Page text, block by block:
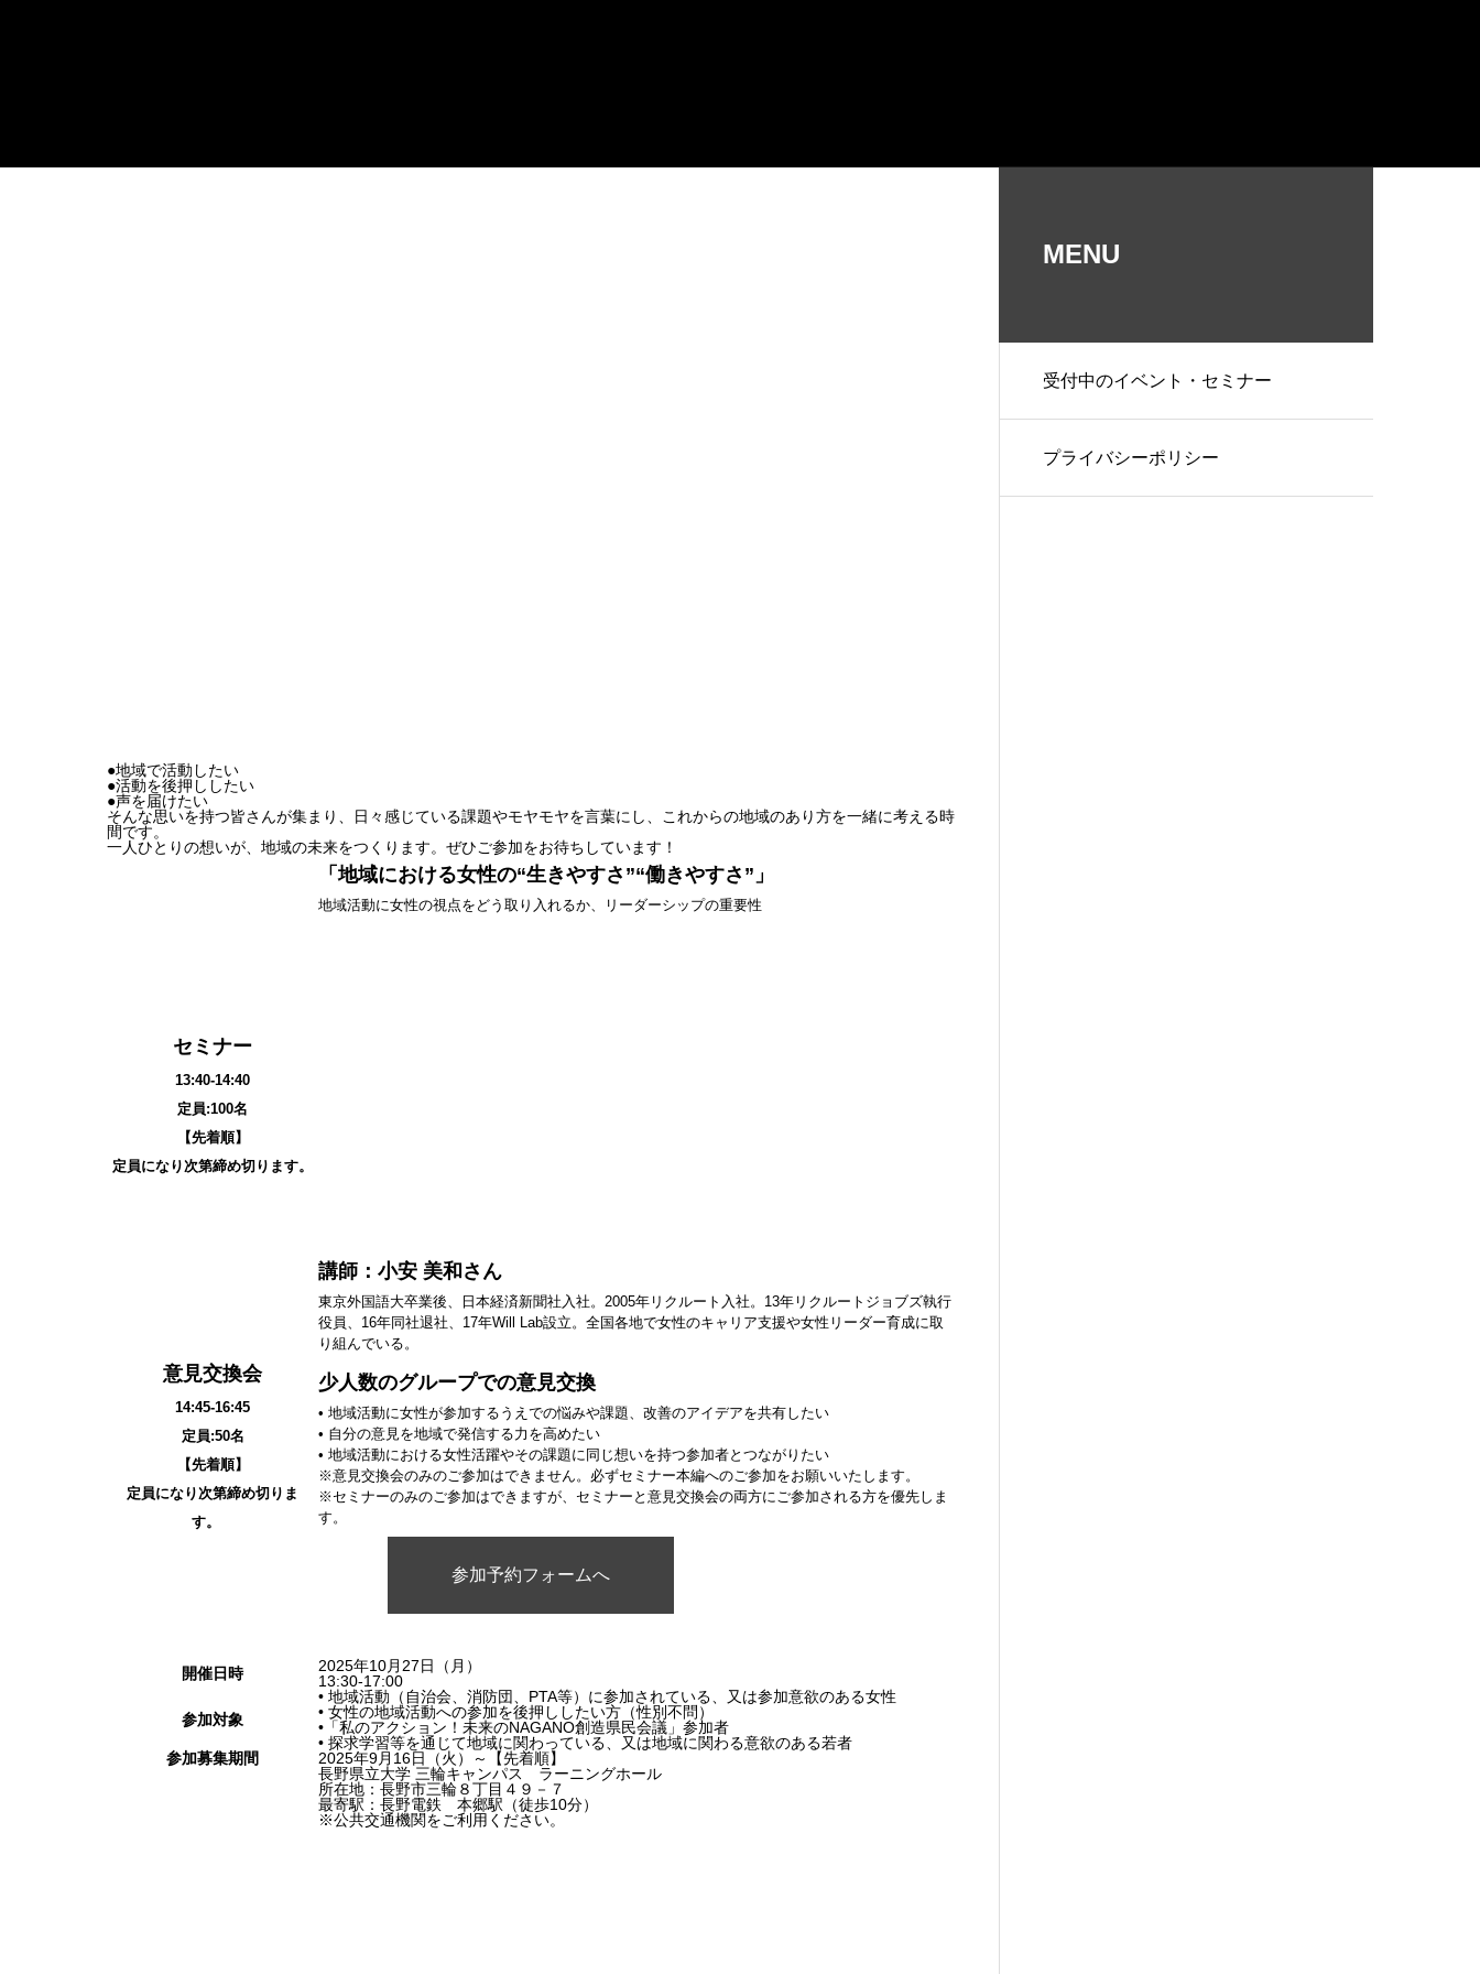
●地域で活動したい
●活動を後押ししたい
●声を届けたい
そんな思いを持つ皆さんが集まり、日々感じている課題やモヤモヤを言葉にし、これからの地域のあり方を一緒に考える時
間です。
一人ひとりの想いが、地域の未来をつくります。ぜひご参加をお待ちしています！
セミナー
13:40-14:40
定員:100名
【先着順】
定員になり次第締め切ります。
「地域における女性の“生きやすさ”“働きやすさ”」
地域活動に女性の視点をどう取り入れるか、リーダーシップの重要性
講師：小安 美和さん
東京外国語大卒業後、日本経済新聞社入社。2005年リクルート入社。13年リクルートジョブズ執行
役員、16年同社退社、17年Will Lab設立。全国各地で女性のキャリア支援や女性リーダー育成に取
り組んでいる。
意見交換会
14:45-16:45
定員:50名
【先着順】
定員になり次第締め切りま
す。
少人数のグループでの意見交換
• 地域活動に女性が参加するうえでの悩みや課題、改善のアイデアを共有したい
• 自分の意見を地域で発信する力を高めたい
• 地域活動における女性活躍やその課題に同じ想いを持つ参加者とつながりたい
※意見交換会のみのご参加はできません。必ずセミナー本編へのご参加をお願いいたします。
※セミナーのみのご参加はできますが、セミナーと意見交換会の両方にご参加される方を優先しま
す。
参加予約フォームへ
開催日時
2025年10月27日（月）
13:30-17:00
参加対象
• 地域活動（自治会、消防団、PTA等）に参加されている、又は参加意欲のある女性
• 女性の地域活動への参加を後押ししたい方（性別不問）
•「私のアクション！未来のNAGANO創造県民会議」参加者
• 探求学習等を通じて地域に関わっている、又は地域に関わる意欲のある若者
参加募集期間
2025年9月16日（火）～ 【先着順】
長野県立大学 三輪キャンパス ラーニングホール
所在地：長野市三輪８丁目４９－７
最寄駅：長野電鉄 本郷駅（徒歩10分）
※公共交通機関をご利用ください。
MENU
受付中のイベント・セミナー
プライバシーポリシー